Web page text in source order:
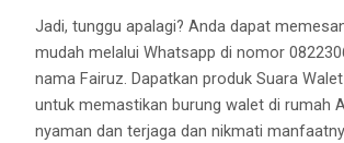
Jadi, tunggu apalagi? Anda dapat
mudah melalui Whatsapp di nomor
nama Fairuz. Dapatkan produk Suara
untuk memastikan burung walet di rumah
nyaman dan terjaga dan nikmati